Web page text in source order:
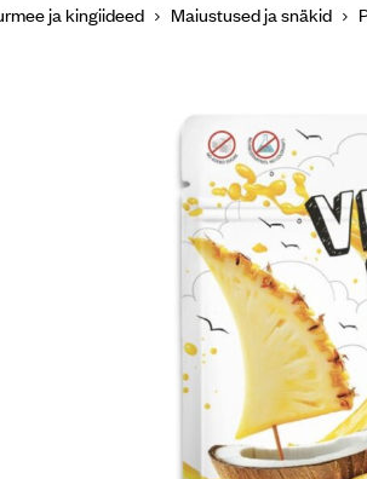
ja kingiideed Maiustused ja snäkid